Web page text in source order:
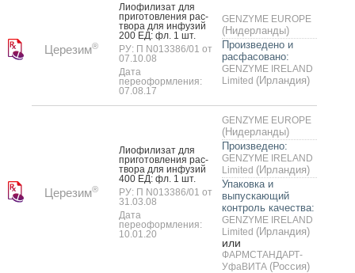
Церезим®
Ли­офи­лизат для
при­готов­ле­ния рас­
тво­ра для ин­фу­зий
200 ЕД: фл. 1 шт.
РУ: П N013386/01 от
07.10.08
Дата
переоформления:
07.08.17
GENZYME EUROPE
(Нидерланды)
Произведено и
расфасовано:
GENZYME IRELAND
Limited (Ирландия)
Церезим®
Ли­офи­лизат для
при­готов­ле­ния рас­
тво­ра для ин­фу­зий
400 ЕД: фл. 1 шт.
РУ: П N013386/01 от
31.03.08
Дата
переоформления:
10.01.20
GENZYME EUROPE
(Нидерланды)
Произведено:
GENZYME IRELAND
Limited (Ирландия)
Упаковка и
выпускающий
контроль качества:
GENZYME IRELAND
Limited (Ирландия)
или
ФАРМСТАНДАРТ-
УфаВИТА (Россия)